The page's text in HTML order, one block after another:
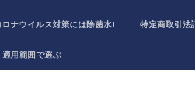
ナウイルス対策には除菌水! 特定商取引法
適用範囲で選ぶ